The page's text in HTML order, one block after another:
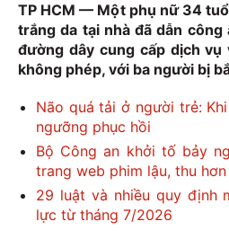
TP HCM — Một phụ nữ 34
trắng da tại nhà đã dẫn công
đường dây cung cấp dịch
không phép, với ba người bị
Não quá tải ở người trẻ:
ngưỡng phục hồi
Bộ Công an khởi tố bảy
trang web phim lậu, thu
29 luật và nhiều quy định
lực từ tháng 7/2026